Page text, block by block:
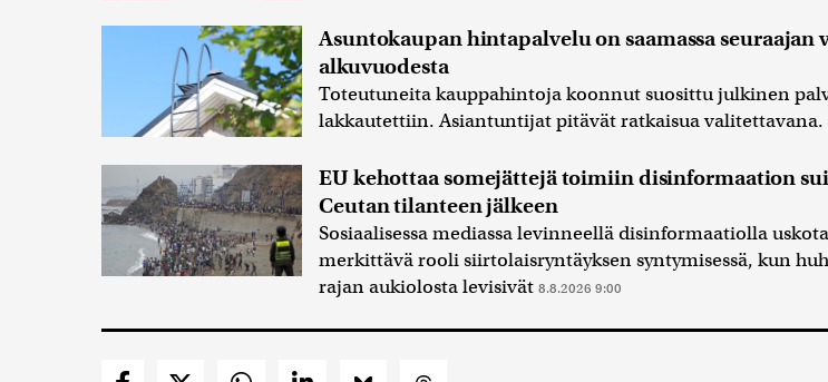
Asuntokaupan hintapalvelu on saamassa seuraajan
alkuvuodesta
Toteutuneita kauppahintoja koonnut suosittu julkinen
lakkautettiin. Asiantuntijat pitävät ratkaisua valitettavana.
EU kehottaa somejättejä toimiin disinformaation
Ceutan tilanteen jälkeen
Sosiaalisessa mediassa levinneellä disinformaatiolla
merkittävä rooli siirtolaisryntäyksen syntymisessä, kun
rajan aukiolosta levisivät 8.8.2026 9:00